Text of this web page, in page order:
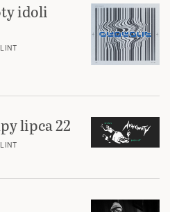
idoli
lipca 22